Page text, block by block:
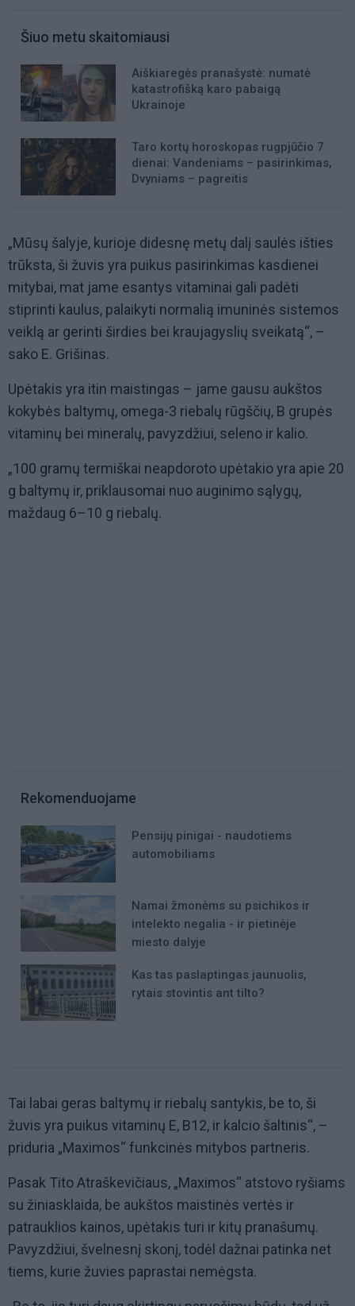
Šiuo metu skaitomiausi
Aiškiaregės pranašystė: numatė
katastrofišką karo pabaigą
Ukrainoje
Taro kortų horoskopas rugpjūčio 7
dienai: Vandeniams – pasirinkimas,
Dvyniams – pagreitis
„Mūsų šalyje, kurioje didesnę metų dalį saulės išties
trūksta, ši žuvis yra puikus pasirinkimas kasdienei
mitybai, mat jame esantys vitaminai gali padėti
stiprinti kaulus, palaikyti normalią imuninės sistemos
veiklą ar gerinti širdies bei kraujagyslių sveikatą“, –
sako E. Grišinas.
Upėtakis yra itin maistingas – jame gausu aukštos
kokybės baltymų, omega-3 riebalų rūgščių, B grupės
vitaminų bei mineralų, pavyzdžiui, seleno ir kalio.
„100 gramų termiškai neapdoroto upėtakio yra apie 20
g baltymų ir, priklausomai nuo auginimo sąlygų,
maždaug 6–10 g riebalų.
Rekomenduojame
Pensijų pinigai - naudotiems
automobiliams
Namai žmonėms su psichikos ir
intelekto negalia - ir pietinėje
miesto dalyje
Kas tas paslaptingas jaunuolis,
rytais stovintis ant tilto?
Tai labai geras baltymų ir riebalų santykis, be to, ši
žuvis yra puikus vitaminų E, B12, ir kalcio šaltinis“, –
priduria „Maximos“ funkcinės mitybos partneris.
Pasak Tito Atraškevičiaus, „Maximos“ atstovo ryšiams
su žiniasklaida, be aukštos maistinės vertės ir
patrauklios kainos, upėtakis turi ir kitų pranašumų.
Pavyzdžiui, švelnesnį skonį, todėl dažnai patinka net
tiems, kurie žuvies paprastai nemėgsta.